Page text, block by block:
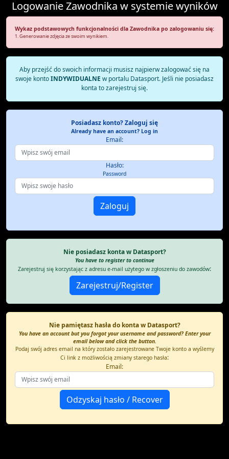
Logowanie Zawodnika w systemie wyników
Wykaz podstawowych funkcjonalności dla Zawodnika po zalogowaniu się:
1. Generowanie zdjęcia ze swoim wynikiem.
Aby przejść do swoich informacji musisz najpierw zalogować się na
swoje kontoINDYWIDUALNE w portalu Datasport. Jeśli nie posiadasz
konta to zarejestruj się.
Posiadasz konto? Zaloguj się
Already have an account? Log in
Email:
Hasło:
Password
Nie posiadasz konta w Datasport?
You have to register to continue
Zarejestruj się korzystając z adresu e-mail użytego w zgłoszeniu do zawodów:
Nie pamiętasz hasła do konta w Datasport?
You have an account but you forgot your username and password? Enter your
email below and click the button.
Podaj swój adres email na który zostało zarejestrowane Twoje konto a wyślemy
Ci link z możliwością zmiany starego hasła:
Email: